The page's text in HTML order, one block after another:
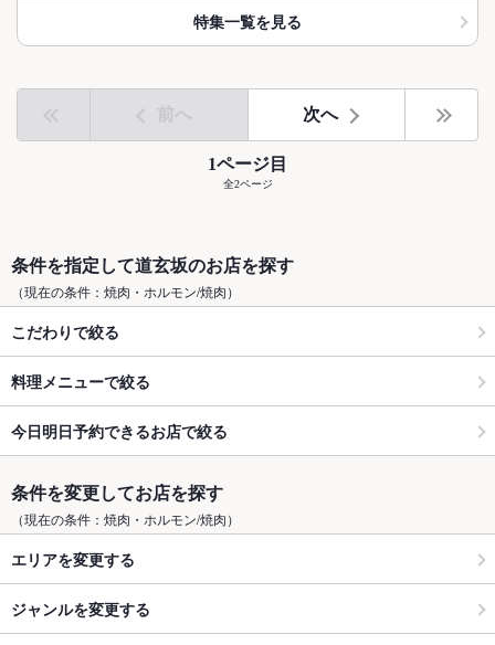
特集一覧を見る
前へ 次へ
1ページ目
全2ページ
条件を指定して道玄坂のお店を探す
（現在の条件：焼肉・ホルモン/焼肉）
こだわりで絞る
料理メニューで絞る
今日明日予約できるお店で絞る
条件を変更してお店を探す
（現在の条件：焼肉・ホルモン/焼肉）
エリアを変更する
ジャンルを変更する